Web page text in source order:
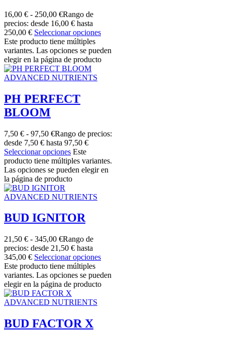
16,00 € - 250,00 €Rango de
precios: desde 16,00 € hasta
250,00 € Seleccionar opciones
Este producto tiene múltiples
variantes. Las opciones se pueden
elegir en la página de producto
ADVANCED NUTRIENTS
PH PERFECT
BLOOM
7,50 € - 97,50 €Rango de precios:
desde 7,50 € hasta 97,50 €
Seleccionar opciones Este
producto tiene múltiples variantes.
Las opciones se pueden elegir en
la página de producto
ADVANCED NUTRIENTS
BUD IGNITOR
21,50 € - 345,00 €Rango de
precios: desde 21,50 € hasta
345,00 € Seleccionar opciones
Este producto tiene múltiples
variantes. Las opciones se pueden
elegir en la página de producto
ADVANCED NUTRIENTS
BUD FACTOR X